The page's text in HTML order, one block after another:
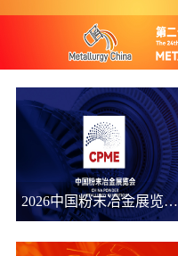
2026中国粉末冶金展览会展览会